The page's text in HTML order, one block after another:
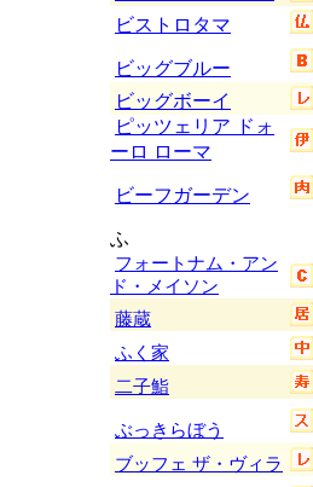
ビストロタマ
ビッグブルー
ビッグボーイ
ピッツェリア ドォ
ーロ ローマ
ビーフガーデン
ふ
フォートナム・アン
ド・メイソン
藤蔵
ふく家
二子鮨
ぶっきらぼう
ブッフェ ザ・ヴィラ